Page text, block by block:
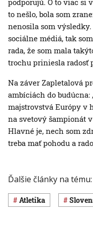
podporujú. O to viac si
to nešlo, bola som
nenosila som
sociálne médiá, tak
rada, že som mala
trochu priniesla radosť
Na záver Zapletalová
ambíciách do budúcna:
majstrovstvá Európy v
na svetový šampionát
Hlavné je, nech som
treba mať pohodu a
Ďalšie články na tému:
atletika